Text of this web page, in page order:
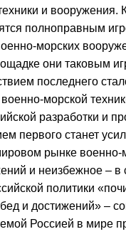
и вооружения.
полноправным
морских
они таковым
последнего
морской
разработки и
первого станет
рынке военно-
и неизбежное – в
политики
и достижений» –
Россией в мире